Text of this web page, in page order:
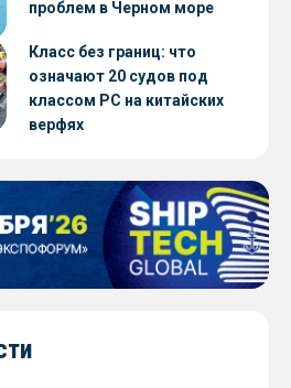
проблем в Черном море
Класс без границ: что
означают 20 судов под
классом РС на китайских
верфях